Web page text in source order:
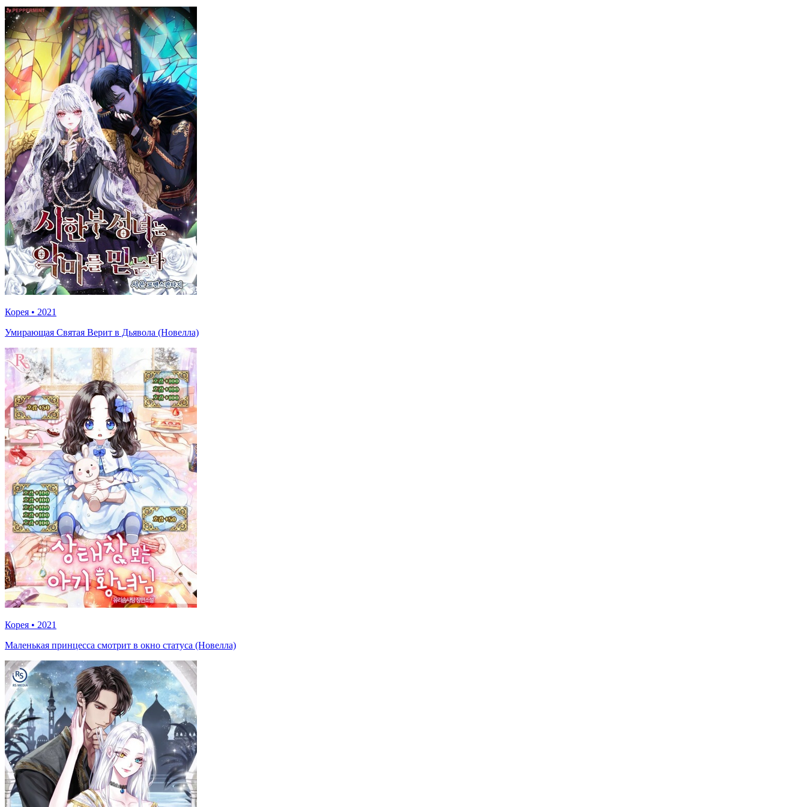
Корея • 2021
Умирающая Святая Верит в Дьявола (Новелла)
Корея • 2021
Маленькая принцесса смотрит в окно статуса (Новелла)